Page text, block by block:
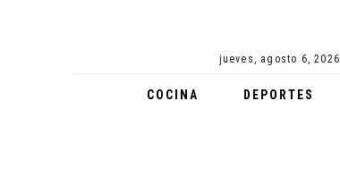
jueves, agosto 6, 2026
EMPRESARIAL
COCINA DEPORTES